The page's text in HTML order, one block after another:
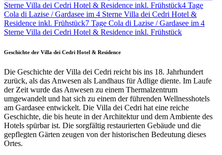
Sterne Villa dei Cedri Hotel & Residence inkl. Frühstück4 Tage
Cola di Lazise / Gardasee im 4 Sterne Villa dei Cedri Hotel &
Residence inkl. Frühstück7 Tage Cola di Lazise / Gardasee im 4
Sterne Villa dei Cedri Hotel & Residence inkl. Frühstück
Geschichte der Villa dei Cedri Hotel & Residence
Die Geschichte der Villa dei Cedri reicht bis ins 18. Jahrhundert
zurück, als das Anwesen als Landhaus für Adlige diente. Im Laufe
der Zeit wurde das Anwesen zu einem Thermalzentrum
umgewandelt und hat sich zu einem der führenden Wellnesshotels
am Gardasee entwickelt. Die Villa dei Cedri hat eine reiche
Geschichte, die bis heute in der Architektur und dem Ambiente des
Hotels spürbar ist. Die sorgfältig restaurierten Gebäude und die
gepflegten Gärten zeugen von der historischen Bedeutung dieses
Ortes.